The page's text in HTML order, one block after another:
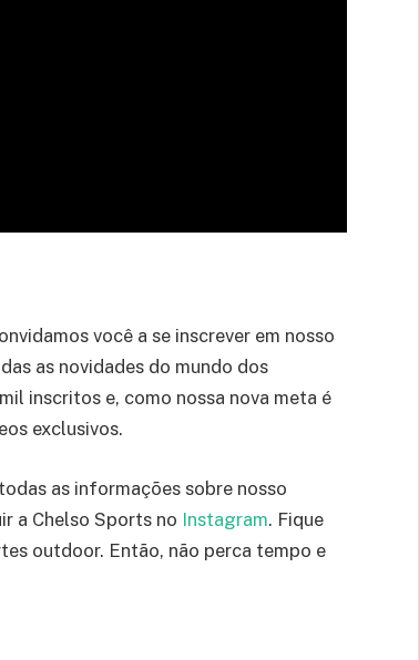
você a se inscrever em nosso
as novidades do mundo dos
inscritos e, como nossa nova meta é
exclusivos.
as informações sobre nosso
a Chelso Sports no Instagram. Fique
outdoor. Então, não perca tempo e